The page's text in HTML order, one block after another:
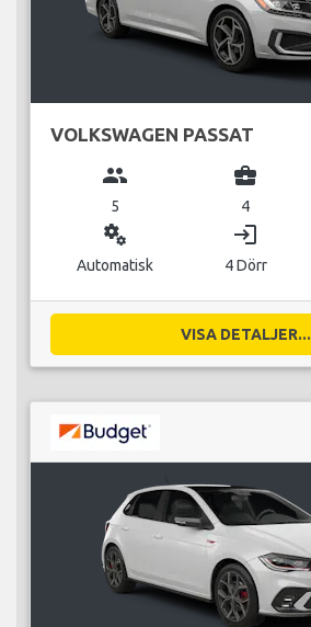
VOLKSWAGEN PASSAT
group
5
business_center
4
miscellaneous_services
Automatisk
login
4 Dörr
VISA DETALJER...